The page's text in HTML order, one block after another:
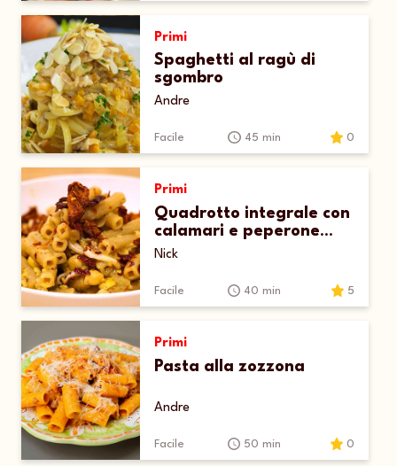
Primi
Spaghetti al ragù di
sgombro
Andre
Facile 45 min 0
Primi
Quadrotto integrale con
calamari e peperone
crusco
Nick
Facile 40 min 5
Primi
Pasta alla zozzona
Andre
Facile 50 min 0